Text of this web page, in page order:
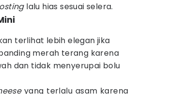
lalu hias sesuai selera.
terlihat lebih elegan jika
merah terang karena
dan tidak menyerupai bolu
yang terlalu asam karena